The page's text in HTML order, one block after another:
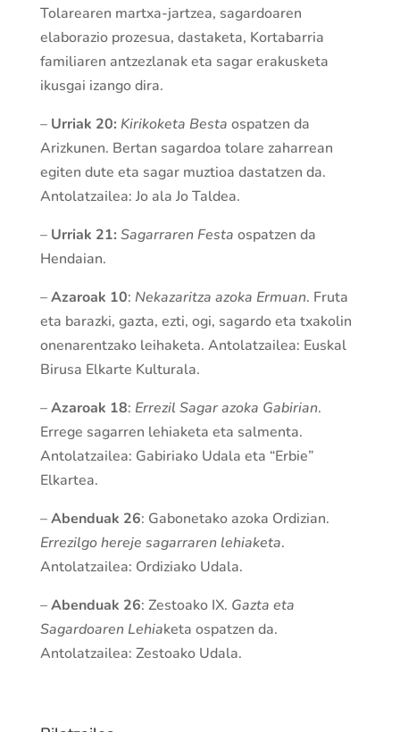
Tolarearen martxa-jartzea, sagardoaren
elaborazio prozesua, dastaketa, Kortabarria
familiaren antzezlanak eta sagar erakusketa
ikusgai izango dira.
– Urriak 20: Kirikoketa Besta ospatzen da
Arizkunen. Bertan sagardoa tolare zaharrean
egiten dute eta sagar muztioa dastatzen da.
Antolatzailea: Jo ala Jo Taldea.
– Urriak 21: Sagarraren Festa ospatzen da
Hendaian.
–Azaroak 10: Nekazaritza azoka Ermuan. Fruta
eta barazki, gazta, ezti, ogi, sagardo eta txakolin
onenarentzako leihaketa. Antolatzailea: Euskal
Birusa Elkarte Kulturala.
–Azaroak 18: Errezil Sagar azoka Gabirian.
Errege sagarren lehiaketa eta salmenta.
Antolatzailea: Gabiriako Udala eta “Erbie”
Elkartea.
–Abenduak 26: Gabonetako azoka Ordizian.
Errezilgo hereje sagarraren lehiaketa.
Antolatzailea: Ordiziako Udala.
–Abenduak 26: Zestoako IX. Gazta eta
Sagardoaren Lehiaketa ospatzen da.
Antolatzailea: Zestoako Udala.